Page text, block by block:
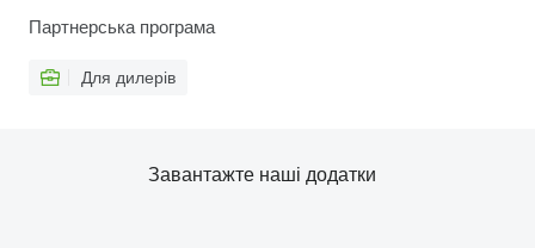
Партнерська програма
Для дилерів
Завантажте наші додатки